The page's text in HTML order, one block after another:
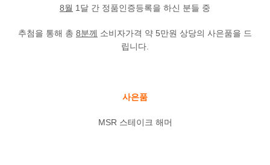
8월 1달 간 정품인증등록을 하신 분들 중
추첨을 통해 총 8분께 소비자가격 약 5만원 상당의 사은품을 드
립니다.
사은품
MSR 스테이크 해머